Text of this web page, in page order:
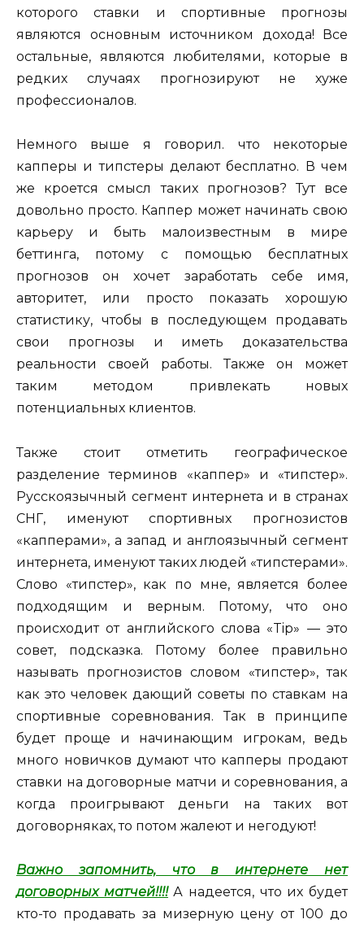
которого ставки и спортивные прогнозы
являются основным источником дохода! Все
остальные, являются любителями, которые в
редких случаях прогнозируют не хуже
профессионалов.
Немного выше я говорил. что некоторые
капперы и типстеры делают бесплатно. В чем
же кроется смысл таких прогнозов? Тут все
довольно просто. Каппер может начинать свою
карьеру и быть малоизвестным в мире
беттинга, потому с помощью бесплатных
прогнозов он хочет заработать себе имя,
авторитет, или просто показать хорошую
статистику, чтобы в последующем продавать
свои прогнозы и иметь доказательства
реальности своей работы. Также он может
таким методом привлекать новых
потенциальных клиентов.
Также стоит отметить географическое
разделение терминов «каппер» и «типстер».
Русскоязычный сегмент интернета и в странах
СНГ, именуют спортивных прогнозистов
«капперами», а запад и англоязычный сегмент
интернета, именуют таких людей «типстерами».
Слово «типстер», как по мне, является более
подходящим и верным. Потому, что оно
происходит от английского слова «Tip» — это
совет, подсказка. Потому более правильно
называть прогнозистов словом «типстер», так
как это человек дающий советы по ставкам на
спортивные соревнования. Так в принципе
будет проще и начинающим игрокам, ведь
много новичков думают что капперы продают
ставки на договорные матчи и соревнования, а
когда проигрывают деньги на таких вот
договорняках, то потом жалеют и негодуют!
Важно запомнить, что в интернете нет
договорных матчей!!!!А надеется, что их будет
кто-то продавать за мизерную цену от 100 до